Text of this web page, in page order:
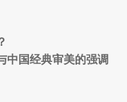
中国经典审美的强调